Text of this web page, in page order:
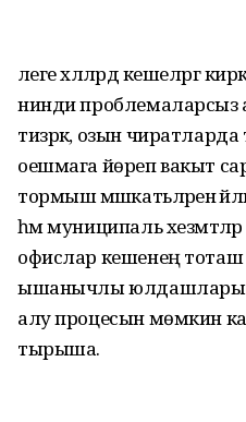
әлеге хәлләрдә кешеләргә
нинди проблемаларсыз
тизрәк, озын
оешмага йөреп вакыт
тормыш мәшәкатьләренә
һәм муниципаль хезмәтләр
офислар кешенең
ышанычлы юлдашлары
алу процесын мөмкин
тырыша.